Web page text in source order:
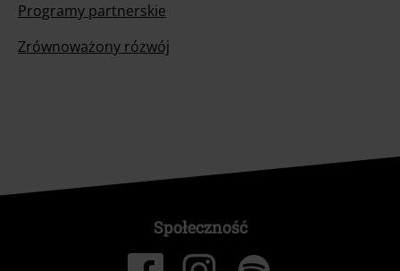
Programy partnerskie
Zrównoważony rózwój
Społeczność